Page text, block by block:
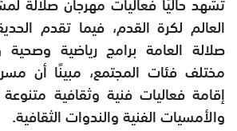
العالم لكرة القدم، فيما تقدم
صلالة العامة برامج رياضية
مختلف فئات المجتمع، مبينًا أن
إقامة فعاليات فنية وثقافية
والأمسيات الفنية والندوات الثقافية.